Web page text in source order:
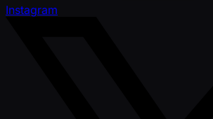
Instagram